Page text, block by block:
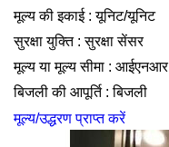
मूल्य की इकाई : यूनिट/यूनिट
सुरक्षा युक्ति : सुरक्षा सेंसर
मूल्य या मूल्य सीमा : आईएनआर
बिजली की आपूर्ति : बिजली
मूल्य/उद्धरण प्राप्त करें